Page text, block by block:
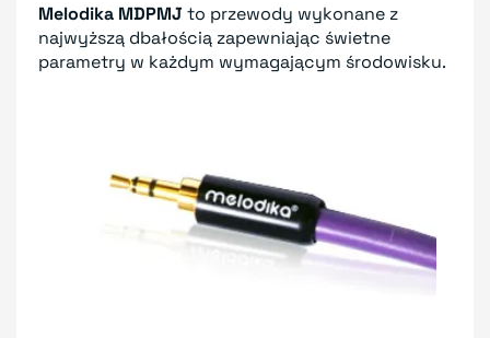
Melodika MDPMJto przewody wykonane z
najwyższą dbałością zapewniając świetne
parametry w każdym wymagającym środowisku.